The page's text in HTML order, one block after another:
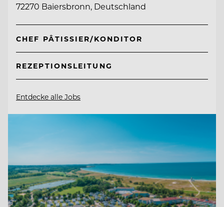
72270 Baiersbronn, Deutschland
CHEF PÂTISSIER/KONDITOR
REZEPTIONSLEITUNG
Entdecke alle Jobs